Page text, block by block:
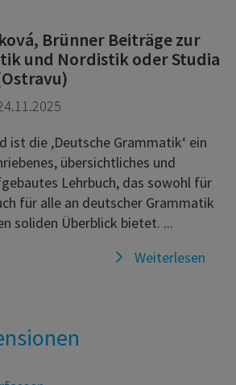
Brünner Beiträge zur
und Nordistik oder Studia
ist die ,Deutsche Grammatik‘ ein
übersichtliches und
Lehrbuch, das sowohl für
für alle an deutscher Grammatik
soliden Überblick bietet. ...
Weiterlesen